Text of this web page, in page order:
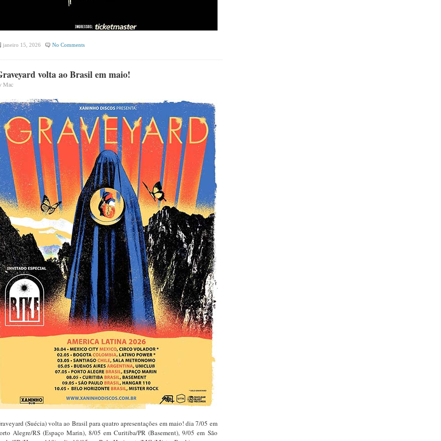
janeiro 15, 2026 No Comments
volta ao Brasil em maio!
Mac
(Suécia) volta ao Brasil para quatro apresentações em maio! dia 7/05 em
Alegre/RS (Espaço Marin), 8/05 em Curitiba/PR (Basement), 9/05 em São